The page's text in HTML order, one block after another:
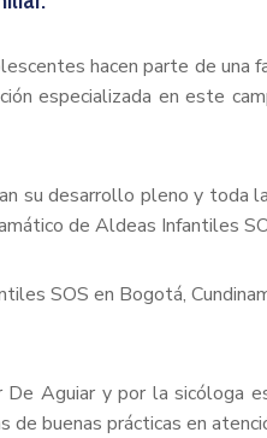
hacen parte de
especializada en este
su desarrollo pleno y
de Aldeas Infantiles
SOS en Bogotá,
Aguiar y por la sicóloga
buenas prácticas en